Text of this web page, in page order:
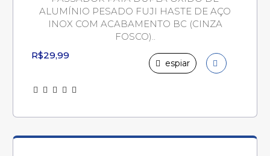
ALUMÍNIO PESADO FUJI HASTE DE AÇO
INOX COM ACABAMENTO BC (CINZA
FOSCO)..
R$29,99
espiar